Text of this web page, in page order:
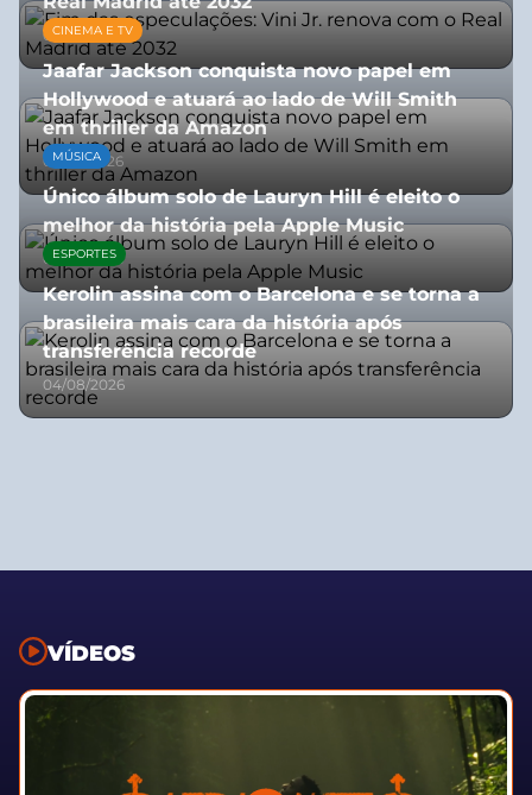
06/08/2026
CINEMA E TV
Jaafar Jackson conquista novo papel em
Hollywood e atuará ao lado de Will Smith
em thriller da Amazon
06/08/2026
MÚSICA
Único álbum solo de Lauryn Hill é eleito o
melhor da história pela Apple Music
06/08/2026
ESPORTES
Kerolin assina com o Barcelona e se torna a
brasileira mais cara da história após
transferência recorde
04/08/2026
VÍDEOS